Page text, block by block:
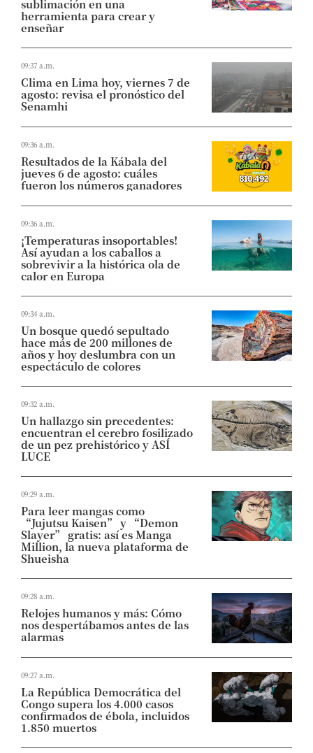
sublimación en una
herramienta para crear y
enseñar
09:37 a.m.
Clima en Lima hoy, viernes 7 de
agosto: revisa el pronóstico del
Senamhi
09:36 a.m.
Resultados de la Kábala del
jueves 6 de agosto: cuáles
fueron los números ganadores
09:36 a.m.
¡Temperaturas insoportables!
Así ayudan a los caballos a
sobrevivir a la histórica ola de
calor en Europa
09:34 a.m.
Un bosque quedó sepultado
hace más de 200 millones de
años y hoy deslumbra con un
espectáculo de colores
09:32 a.m.
Un hallazgo sin precedentes:
encuentran el cerebro fosilizado
de un pez prehistórico y ASÍ
LUCE
09:29 a.m.
Para leer mangas como
“Jujutsu Kaisen” y “Demon
Slayer” gratis: así es Manga
Million, la nueva plataforma de
Shueisha
09:28 a.m.
Relojes humanos y más: Cómo
nos despertábamos antes de las
alarmas
09:27 a.m.
La República Democrática del
Congo supera los 4.000 casos
confirmados de ébola, incluidos
1.850 muertos